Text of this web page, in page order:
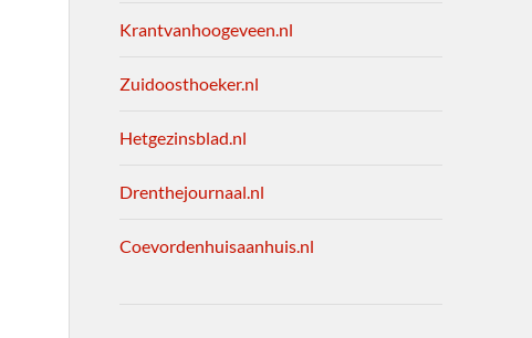
Krantvanhoogeveen.nl
Zuidoosthoeker.nl
Hetgezinsblad.nl
Drenthejournaal.nl
Coevordenhuisaanhuis.nl